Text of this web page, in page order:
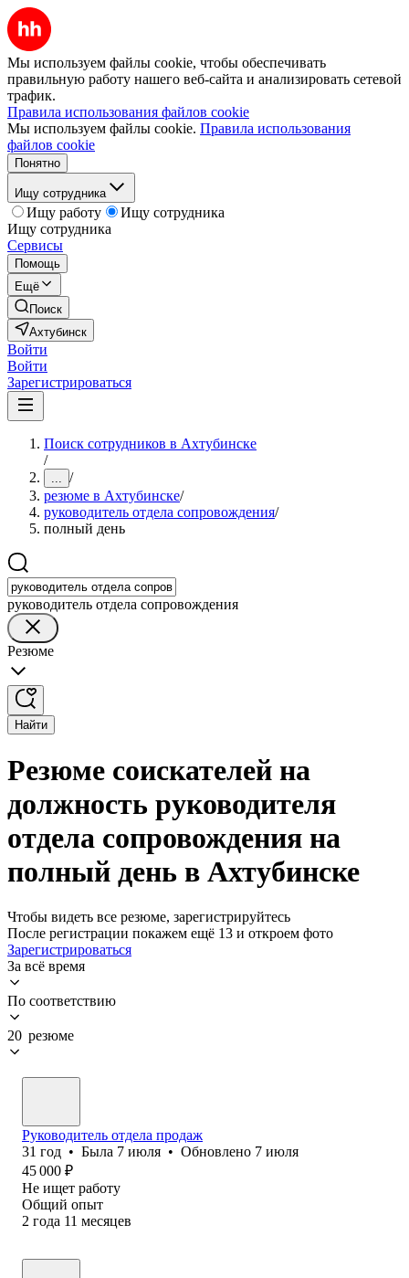
Мы используем файлы cookie, чтобы обеспечивать
правильную работу нашего веб-сайта и анализировать сетевой
трафик.
Правила использования файлов cookie
Мы используем файлы cookie. Правила использования
файлов cookie
Понятно
Ищу сотрудника
Ищу работу
Ищу сотрудника
Ищу сотрудника
Сервисы
Помощь
Ещё
Поиск
Ахтубинск
Войти
Войти
Зарегистрироваться
Поиск сотрудников в Ахтубинске
/
... /
резюме в Ахтубинске/
руководитель отдела сопровождения/
полный день
руководитель отдела сопровождения
Резюме
Найти
Резюме соискателей на
должность руководителя
отдела сопровождения на
полный день в Ахтубинске
Чтобы видеть все резюме, зарегистрируйтесь
После регистрации покажем ещё 13 и откроем фото
Зарегистрироваться
За всё время
По соответствию
20 резюме
Руководитель отдела продаж
31 год • Была 7 июля • Обновлено 7 июля
45 000 ₽
Не ищет работу
Общий опыт
2 года 11 месяцев